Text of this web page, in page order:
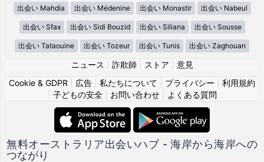
出会い Mahdia 出会い Médenine 出会い Monastir 出会い Nabeul
出会い Sfax 出会い Sidi Bouzid 出会い Siliana 出会い Sousse
出会い Tataouine 出会い Tozeur 出会い Tunis 出会い Zaghouan
ニュース 詐欺師 ストア
意見
Cookie & GDPR
広告 私たちについて プライバシー
利用規約
子どもの安全| お問い合わせ| よくある質問
無料オーストラリア出会いハブ - 海岸から海岸への
つながり